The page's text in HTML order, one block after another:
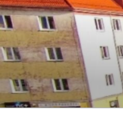
Przejdź
do
treści